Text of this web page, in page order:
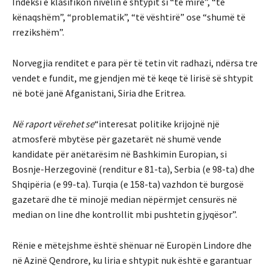
kënaqshëm”, “problematik”, “të vështirë” ose “shumë të
rrezikshëm”.
Norvegjia renditet e para për të tetin vit radhazi, ndërsa tre
vendet e fundit, me gjendjen më të keqe të lirisë së shtypit
në botë janë Afganistani, Siria dhe Eritrea.
Në raport vërehet se“interesat politike krijojnë një
atmosferë mbytëse për gazetarët në shumë vende
kandidate për anëtarësim në Bashkimin Europian, si
Bosnje-Herzegovinë (renditur e 81-ta), Serbia (e 98-ta) dhe
Shqipëria (e 99-ta). Turqia (e 158-ta) vazhdon të burgosë
gazetarë dhe të minojë median nëpërmjet censurës në
median on line dhe kontrollit mbi pushtetin gjyqësor”.
Rënie e mëtejshme është shënuar në Europën Lindore dhe
në Azinë Qendrore, ku liria e shtypit nuk është e garantuar